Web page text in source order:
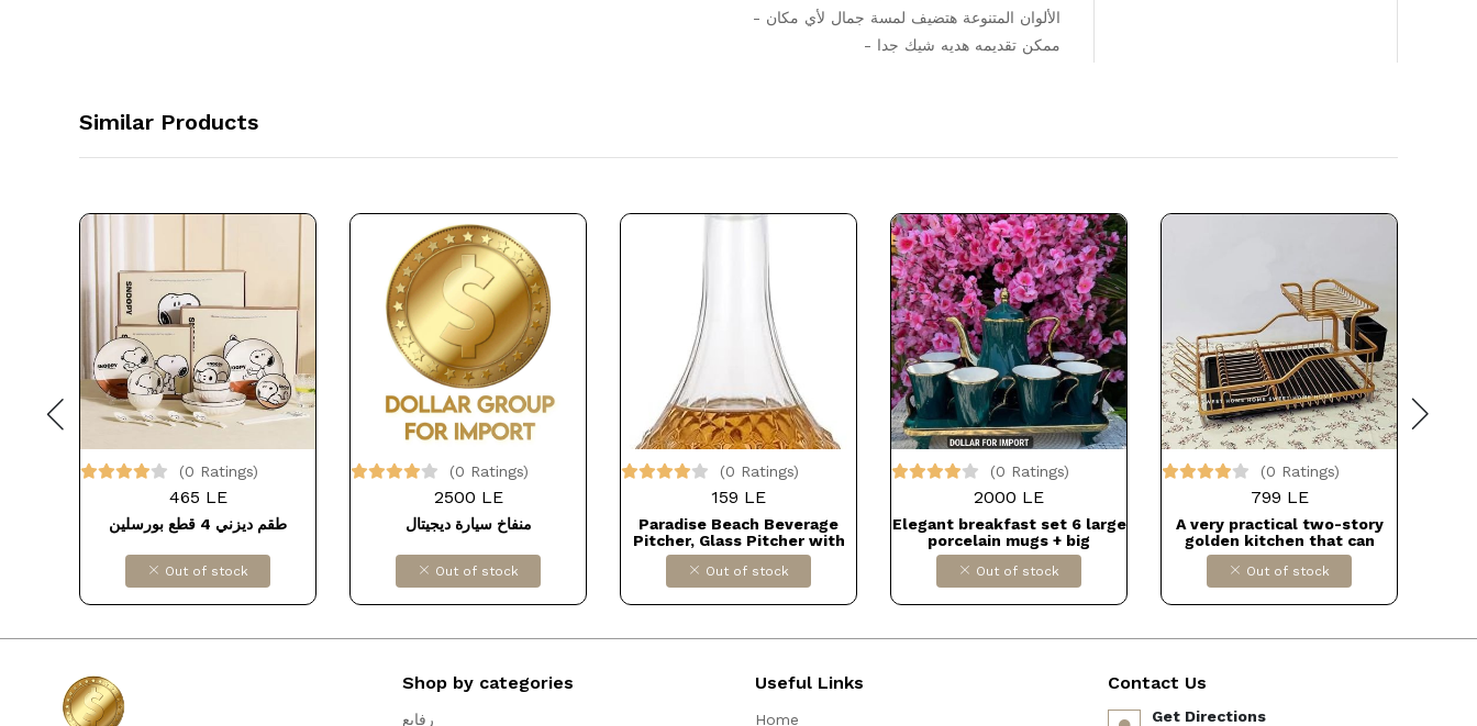
- الألوان المتنوعة هتضيف لمسة جمال لأي مكان
- ممكن تقديمه هديه شيك جدا
Similar Products
(0 Ratings)
465 LE
طقم ديزني 4 قطع بورسلين
Out of stock
(0 Ratings)
2500 LE
منفاخ سيارة ديجيتال
Out of stock
(0 Ratings)
159 LE
Paradise Beach Beverage
Pitcher, Glass Pitcher with
Airtight Stopper, 800ml Juice
and Beverage Jug Bottle
Dollars for impor
B0BXYR9JPJ
Out of stock
(0 Ratings)
2000 LE
Elegant breakfast set 6 large
porcelain mugs + big
matching te Dollars for
import
Out of stock
(0 Ratings)
799 LE
A very practical two-story
golden kitchen that can
easily hold all kitchen
utensils. It is rust-resistant
and equipped with a plastic
tray to collect water. Dollars
Out of stock
Shop by categories
رفايع
Useful Links
Home
Contact Us
Get Directions